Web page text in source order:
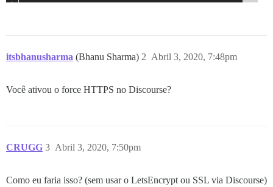
itsbhanusharma (Bhanu Sharma) Abril 3, 2020, 7:48pm
2
Você ativou o force HTTPS no Discourse?
CRUGG Abril 3, 2020, 7:50pm
3
Como eu faria isso? (sem usar o LetsEncrypt ou SSL via Discourse)